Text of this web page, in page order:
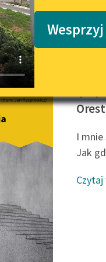
I
Jak
Czytaj